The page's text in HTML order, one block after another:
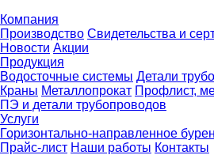
Компания
Производство Свидетельства и
Новости Акции
Продукция
Водосточные системы Детали
Краны Металлопрокат Профлист,
ПЭ и детали трубопроводов
Услуги
Горизонтально-направленное
Прайс-лист Наши работы Контакты